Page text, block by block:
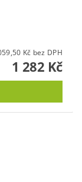
1 059,50 Kč bez DPH
1 282 Kč